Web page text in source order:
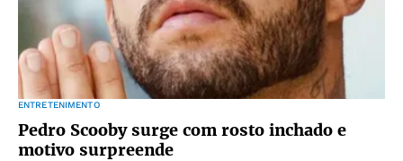
ENTRETENIMENTO
Pedro Scooby surge com rosto inchado e
motivo surpreende